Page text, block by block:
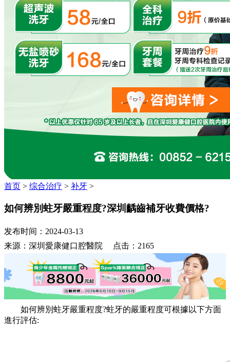
首页 > 综合治疗 > 补牙 >
如何辨別蛀牙嚴重程度?深圳齲齒補牙收費價格?
发布时间：2024-03-13
来源：深圳愛康健口腔醫院 点击：2165
如何辨別蛀牙嚴重程度?蛀牙的嚴重程度可根據以下方面
進行評估: